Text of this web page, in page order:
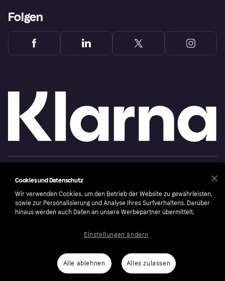
Folgen
rights reserved. Klarna Bank AB (publ). Sveavägen 46, 111 34 Stockholm. Organization
number: 556737-0431
CookiesKlarna.com
Cookies und Datenschutz
Wir verwenden Cookies, um den Betrieb der Website zu gewährleisten,
sowie zur Personalisierung und Analyse Ihres Surfverhaltens. Darüber
hinaus werden auch Daten an unsere Werbepartner übermittelt.
Alle ablehnen Alles zulassen
Einstellungen ändern